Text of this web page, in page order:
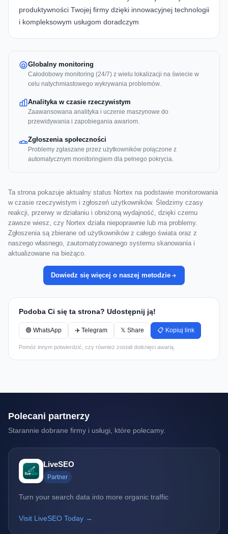
produktywności Twojej firmy dzięki innowacyjnej technologii
i kompleksowym usługom doradczym
Globalny monitoring
Całodobowy monitoring (24/7) z wielu lokalizacji na świecie w
celu natychmiastowego wykrywania problemów.
Analityka w czasie rzeczywistym
Zaawansowana analityka i uczenie maszynowe do
przewidywania i zapobiegania awariom.
Zgłoszenia społeczności
Problemy zgłaszane przez użytkowników połączone z
automatycznym monitoringiem dla pełnego pokrycia.
Ta strona pokazuje aktualny status Nortex na podstawie monitorowania
w czasie rzeczywistym i zgłoszeń użytkowników. Śledzimy czasy
reakcji, przerwy w działaniu i obniżoną wydajność, dzięki czemu
zawsze wiesz, czy Nortex działa niepoprawnie lub ma problemy.
Zgłoszenia są zbierane od użytkowników z całego świata oraz z
naszego własnego, zautomatyzowanego systemu skanowania i
aktualizowane na bieżąco.
Dowiedz się więcej o naszej metodzie
Podoba Ci się ta strona? Udostępnij ją!
🟢 WhatsApp ✈️ Telegram 𝕏 Share 📋 Kopiuj link
Pomóż innym potwierdzić, czy również zostali dotknięci awarią.
Polecani partnerzy
Starannie dobrane firmy i usługi, które polecamy.
LiveSEO
Partner
Turn your search data into more organic traffic
Visit LiveSEO Today →